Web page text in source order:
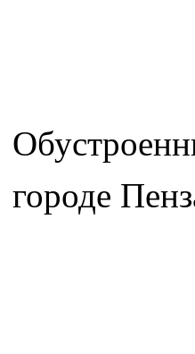
городе